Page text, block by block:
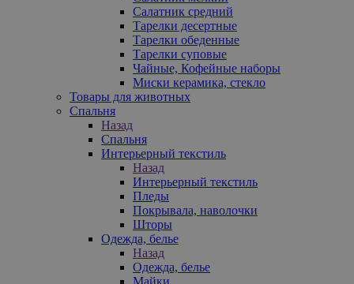
Салатник средний
Тарелки десертные
Тарелки обеденные
Тарелки суповые
Чайные, Кофейные наборы
Миски керамика, стекло
Товары для животных
Спальня
Назад
Спальня
Интерьерный текстиль
Назад
Интерьерный текстиль
Пледы
Покрывала, наволочки
Шторы
Одежда, белье
Назад
Одежда, белье
Майки